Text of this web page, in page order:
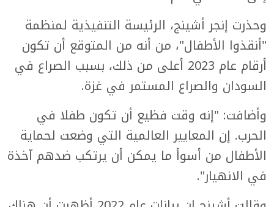
وحذرت إنجر أشينج، الرئيسة التنفيذية لمنظمة
"أنقذوا الأطفال"، من أنه من المتوقع أن تكون
أرقام عام 2023 أعلى من ذلك، بسبب الصراع في
السودان والصراع المستمر في غزة.
وأضافت: "إنه وقت فظيع أن تكون طفلا في
الحرب. إن المعايير العالمية التي وضعت لحماية
الأطفال من أسوأ ما يمكن أن يرتكب ضدهم آخذة
في الانهيار".